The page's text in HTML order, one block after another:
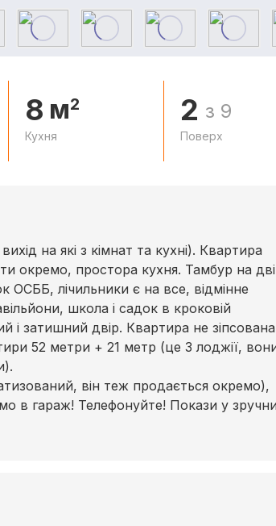
8 м2
Кухня
2 з 9
Поверх
на які з кімнат та кухні). Квартира
окремо, простора кухня. Тамбур на дві
ОСББ, лічильники є на все, відмінне
школа і садок в кроковій
і затишний двір. Квартира не зіпсована
52 метри + 21 метр (це 3 лоджії,
він теж продається окремо),
в гараж! Телефонуйте! Покази у